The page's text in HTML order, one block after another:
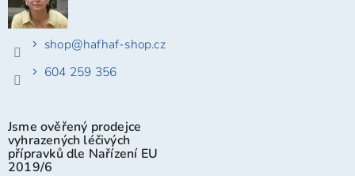
shop@hafhaf-shop.cz
604 259 356
Jsme ověřený prodejce
vyhrazených léčivých
přípravků dle Nařízení EU
2019/6